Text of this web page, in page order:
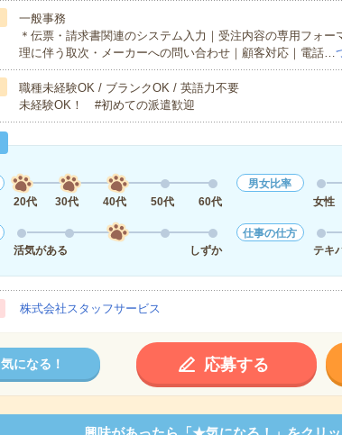
一般事務
＊伝票・請求書関連のシステム入力｜受注内容の専用フォ
理に伴う取次・メーカーへの問い合わせ｜顧客対応｜電話…
職種未経験OK / ブランクOK / 英語力不要
未経験OK！ #初めての派遣歓迎
20代
30代 40代 50代 60代
男女比率
女性
活気がある
しずか
仕事の仕方
テキ
株式会社スタッフサービス
気になる！ 応募する